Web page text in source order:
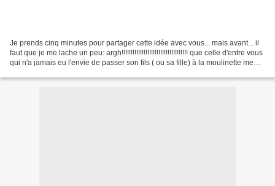
Je prends cinq minutes pour partager cette idée avec vous... mais avant... il
faut que je me lache un peu: argh!!!!!!!!!!!!!!!!!!!!!!!!!!!!!!!!!!!! que celle d'entre vous
qui n'a jamais eu l'envie de passer son fils ( ou sa fille) à la moulinette me